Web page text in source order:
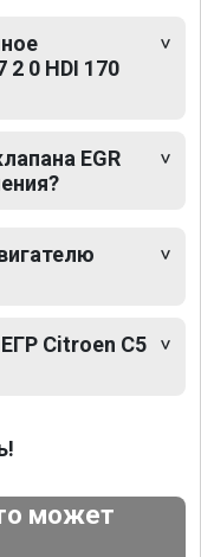
0 HDI 170
EGR
Citroen C5
может